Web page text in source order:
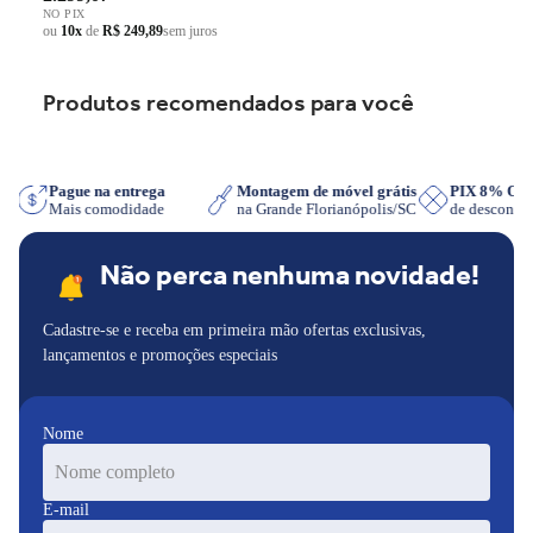
NO PIX
ou 10x de R$ 249,89sem juros
Produtos recomendados para você
Pague na entrega
Mais comodidade
Montagem de móvel grátis
na Grande Florianópolis/SC
PIX 8%
de
Não perca nenhuma novidade!
Cadastre-se e receba em primeira mão ofertas exclusivas,
lançamentos e promoções especiais
Nome
E-mail